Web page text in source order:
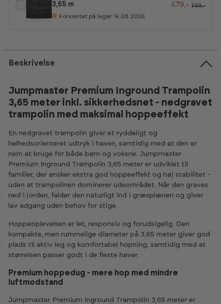
3,65 m
Forventet på lager 14.08.2026
479,- 599,-
Beskrivelse
Jumpmaster Premium Inground Trampolin
3,65 meter inkl. sikkerhedsnet - nedgravet
trampolin med maksimal hoppeeffekt
En nedgravet trampolin giver et ryddeligt og
helhedsorienteret udtryk i haven, samtidig med at den er
nem at bruge for både børn og voksne. Jumpmaster
Premium Inground Trampolin 3,65 meter er udviklet til
familier, der ønsker ekstra god hoppeeffekt og høj stabilitet -
uden at trampolinen dominerer udeområdet. Når den graves
ned i jorden, falder den naturligt ind i græsplænen og giver
lav adgang uden behov for stige.
Hoppeoplevelsen er let, responsiv og forudsigelig. Den
kompakte, men rummelige diameter på 3,65 meter giver god
plads til aktiv leg og komfortabel hopning, samtidig med at
størrelsen passer godt i de fleste haver.
Premium hoppedug - mere hop med mindre
luftmodstand
Jumpmaster Premium Inground Trampolin 3,65 meter er